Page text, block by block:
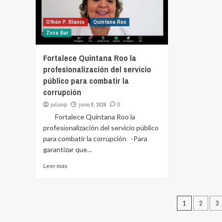
Othón P. Blanco
Quintana Roo
Zona Sur
Fortalece Quintana Roo la
profesionalización del servicio
público para combatir la
corrupción
julianp junio 8, 2026 0
Fortalece Quintana Roo la
profesionalización del servicio público
para combatir la corrupción -Para
garantizar que...
Leer más
1 2 3